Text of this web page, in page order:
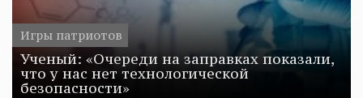
Игры патриотов
Ученый: «Очереди на заправках показали,
что у нас нет технологической
безопасности»